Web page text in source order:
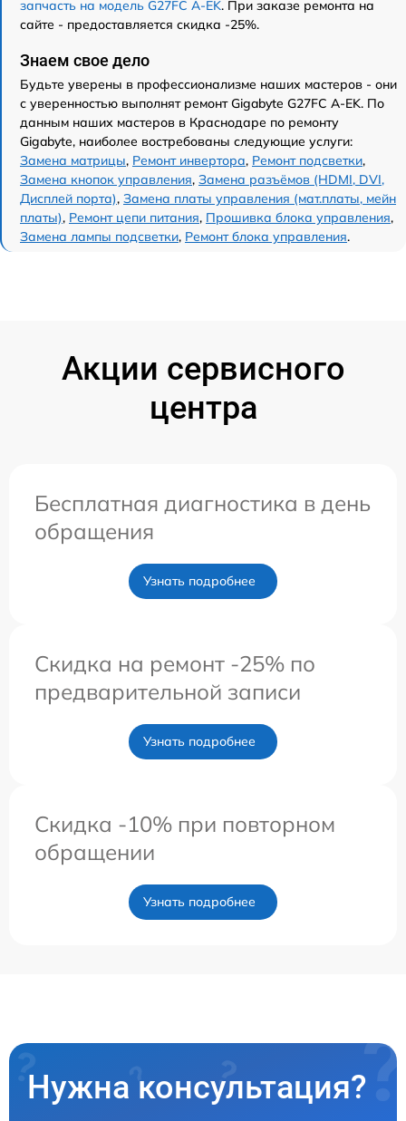
запчасть на модель G27FC A-EK. При заказе ремонта на
сайте - предоставляется скидка -25%.
Знаем свое дело
Будьте уверены в профессионализме наших мастеров - они
с уверенностью выполнят ремонт Gigabyte G27FC A-EK. По
данным наших мастеров в Краснодаре по ремонту
Gigabyte, наиболее востребованы следующие услуги:
Замена матрицы, Ремонт инвертора, Ремонт подсветки,
Замена кнопок управления, Замена разъёмов (HDMI, DVI,
Дисплей порта), Замена платы управления (мат.платы, мейн
платы), Ремонт цепи питания, Прошивка блока управления,
Замена лампы подсветки, Ремонт блока управления.
Акции сервисного
центра
Бесплатная диагностика в день
обращения
Узнать подробнее
Скидка на ремонт -25% по
предварительной записи
Узнать подробнее
Скидка -10% при повторном
обращении
Узнать подробнее
Нужна консультация?